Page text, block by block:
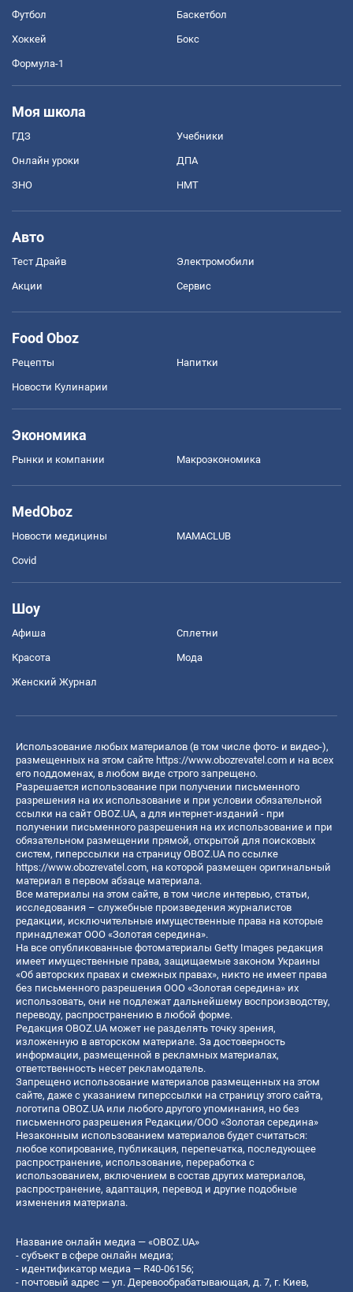
Футбол Баскетбол
Хоккей Бокс
Формула-1
Моя школа
ГДЗ Учебники
Онлайн уроки ДПА
ЗНО НМТ
Авто
Тест Драйв Электромобили
Акции Сервис
Food Oboz
Рецепты Напитки
Новости Кулинарии
Экономика
Рынки и компании Mакроэкономика
MedOboz
Новости медицины MAMACLUB
Covid
Шоу
Афиша Сплетни
Красота Мода
Женский Журнал
Использование любых материалов (в том числе фото- и видео-),
размещенных на этом сайте https://www.obozrevatel.com и на всех
его поддоменах, в любом виде строго запрещено.
Разрешается использование при получении письменного
разрешения на их использование и при условии обязательной
ссылки на сайт OBOZ.UA, а для интернет-изданий - при
получении письменного разрешения на их использование и при
обязательном размещении прямой, открытой для поисковых
систем, гиперссылки на страницу OBOZ.UA по ссылке
https://www.obozrevatel.com, на которой размещен оригинальный
материал в первом абзаце материала.
Все материалы на этом сайте, в том числе интервью, статьи,
исследования – служебные произведения журналистов
редакции, исключительные имущественные права на которые
принадлежат ООО «Золотая середина».
На все опубликованные фотоматериалы Getty Images редакция
имеет имущественные права, защищаемые законом Украины
«Об авторских правах и смежных правах», никто не имеет права
без письменного разрешения ООО «Золотая середина» их
использовать, они не подлежат дальнейшему воспроизводству,
переводу, распространению в любой форме.
Редакция OBOZ.UA может не разделять точку зрения,
изложенную в авторском материале. За достоверность
информации, размещенной в рекламных материалах,
ответственность несет рекламодатель.
Запрещено использование материалов размещенных на этом
сайте, даже с указанием гиперссылки на страницу этого сайта,
логотипа OBOZ.UA или любого другого упоминания, но без
письменного разрешения Редакции/ООО «Золотая середина»
Незаконным использованием материалов будет считаться:
любое копирование, публикация, перепечатка, последующее
распространение, использование, переработка с
использованием, включением в состав других материалов,
распространение, адаптация, перевод и другие подобные
изменения материала.
Название онлайн медиа — «OBOZ.UA»
- субъект в сфере онлайн медиа;
- идентификатор медиа — R40-06156;
- почтовый адрес — ул. Деревообрабатывающая, д. 7, г. Киев,